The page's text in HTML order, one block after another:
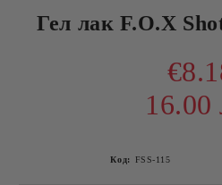
Гел лак F.O.X
16.00
Код: FSS-115